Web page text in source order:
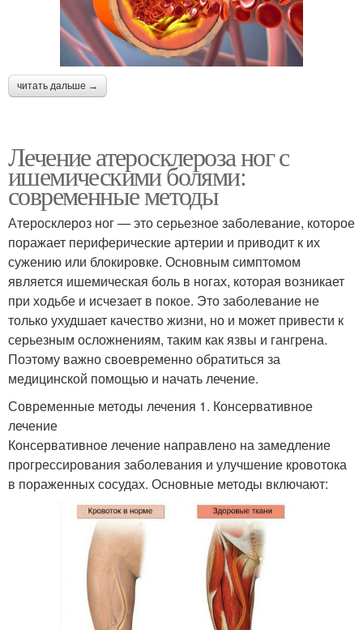
читать дальше →
Лечение атеросклероза ног с
ишемическими болями:
современные методы
Атеросклероз ног — это серьезное заболевание, которое
поражает периферические артерии и приводит к их
сужению или блокировке. Основным симптомом
является ишемическая боль в ногах, которая возникает
при ходьбе и исчезает в покое. Это заболевание не
только ухудшает качество жизни, но и может привести к
серьезным осложнениям, таким как язвы и гангрена.
Поэтому важно своевременно обратиться за
медицинской помощью и начать лечение.
Современные методы лечения 1. Консервативное
лечение
Консервативное лечение направлено на замедление
прогрессирования заболевания и улучшение кровотока
в пораженных сосудах. Основные методы включают: